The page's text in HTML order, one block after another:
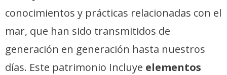
conocimientos y prácticas relacionadas con el
mar, que han sido transmitidos de
generación en generación hasta nuestros
días. Este patrimonio Incluye elementos